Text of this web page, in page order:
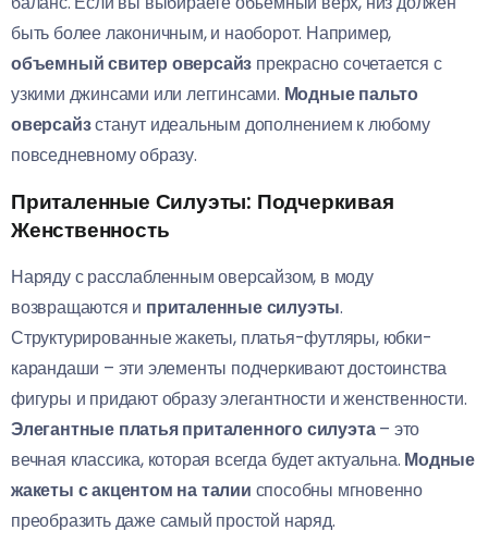
быть более лаконичным, и наоборот. Например,
объемный свитер оверсайз прекрасно сочетается с
узкими джинсами или леггинсами. Модные пальто
оверсайзстанут идеальным дополнением к любому
повседневному образу.
Приталенные Силуэты: Подчеркивая
Женственность
Наряду с расслабленным оверсайзом, в моду
возвращаются и приталенные силуэты.
Структурированные жакеты, платья-футляры, юбки-
карандаши – эти элементы подчеркивают достоинства
фигуры и придают образу элегантности и женственности.
Элегантные платья приталенного силуэта– это
вечная классика, которая всегда будет актуальна. Модные
жакеты с акцентом на талии способны мгновенно
преобразить даже самый простой наряд.